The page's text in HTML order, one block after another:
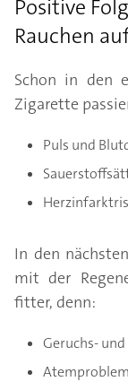
Positive
Rauchen
Schon in den
Zigarette
Puls und
In den
mit der
fitter, denn:
Geruchs-